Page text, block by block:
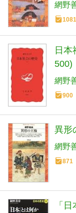
網野
1081
日本
500)
網野
900
異形
網野
871
「